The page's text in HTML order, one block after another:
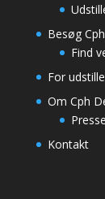
Besøg
Find
For
Om Cph
Presse
Kontakt